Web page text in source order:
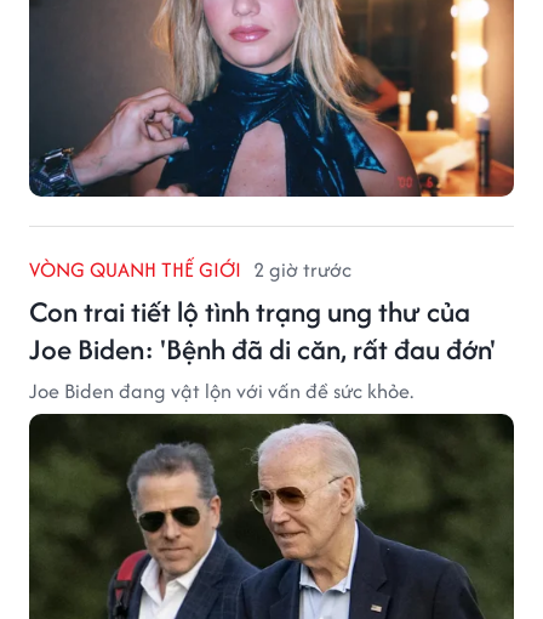
VÒNG QUANH THẾ GIỚI 2 giờ trước
Con trai tiết lộ tình trạng ung thư của
Joe Biden: 'Bệnh đã di căn, rất đau đớn'
Joe Biden đang vật lộn với vấn đề sức khỏe.